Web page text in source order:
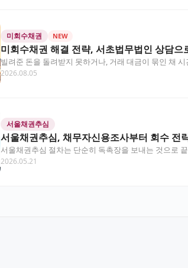
미회수채권 NEW
미회수채권 해결 전략, 서초법무법인 상담으
빌려준 돈을 돌려받지 못하거나, 거래 대금이 묶인 채
회수채권을 처리하는지,…
2026.08.05
서울채권추심
서울채권추심, 채무자신용조사부터 회수 전
서울채권추심 절차는 단순히 독촉장을 보내는 것으로
이어질 수 있답니다. 이…
2026.05.21